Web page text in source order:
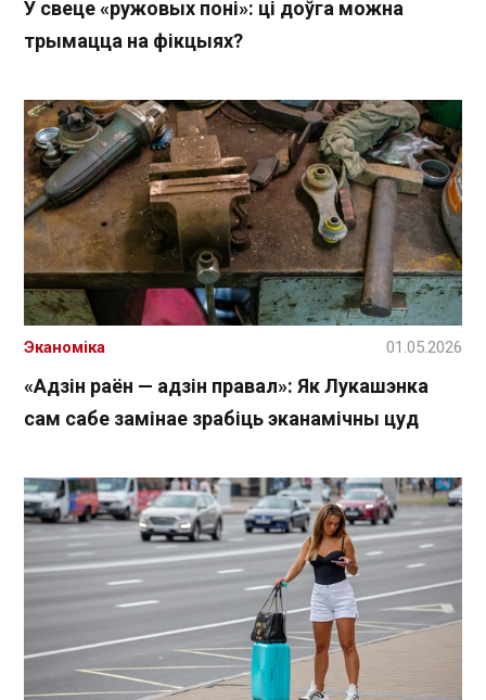
У свеце «ружовых поні»: ці доўга можна
трымацца на фікцыях?
«Адзін раён — адзін правал»: Як Лукашэнка
сам сабе замінае зрабіць эканамічны цуд
Эканоміка 01.05.2026